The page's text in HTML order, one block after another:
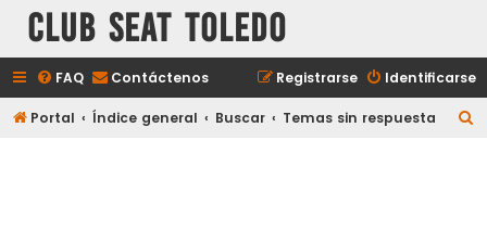
Club Seat Toledo
FAQ Contáctenos Identificarse
Registrarse
Portal Índice general Buscar Temas sin respuesta